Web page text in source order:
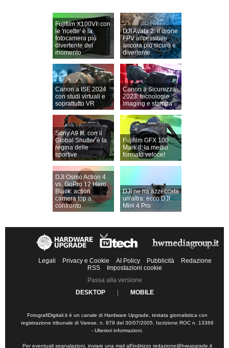
Fujifilm X100VI: con
le 'ricette' è la
fotocamera più
divertente del
momento
DJI Avata 2: il drone
FPV accessibile
ancora più sicuro e
divertente
Canon a ISE 2024
con studi virtuali e
soprattutto VR
Canon a Sicurezza
2023: tecnologie
imaging e stampa
Sony A9 III: con il
Global Shutter è la
regina delle
sportive
Fujifilm GFX 100
Mark II: la medio
formato veloce!
DJI Osmo Action 4
vs. GoPro 12 Hero
Black: action
camera top a
confronto
DJI ne ha azzeccata
un'altra: ecco DJI
Mini 4 Pro
Legali Privacy e Cookie AI Policy Pubblicità
Redazione
RSS
Impostazioni cookie
Passa alla versione
DESKTOP
| MOBILE
FotografiDigitali.it è un canale di Hardware Upgrade, testata giornalistica con
registrazione tribunale di Varese, n. 879 del 30/07/2005. Iscrizione ROC n. 13366
- Ulteriori informazioni.
Per eventuali segnalazioni, inviare una mail all'indirizzo redazione@hwupgrade.it